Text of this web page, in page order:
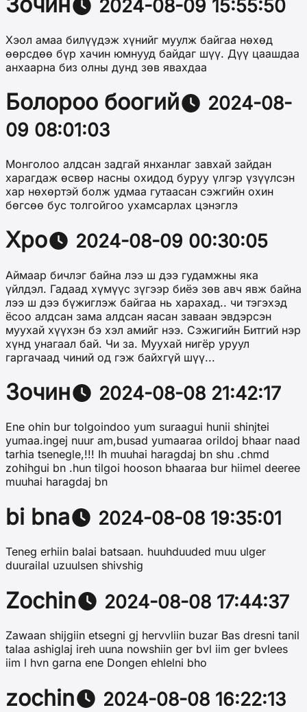
2024-08-09 15:55:50
Хэол амаа билүүдэж хүнийг муулж байгаа нөхөд
өөрсдөө бүр хачин юмнууд байдаг шүү. Дүү цаашдаа
анхаарна биз олны дунд зөв явахдаа
Болороо боогий
2024-08-
09 08:01:03
Монголоо алдсан задгай янханлаг завхай зайдан
харагдаж өсвөр насны охидод буруу үлгэр үзүүлсэн
хар нөхөртэй болж удмаа гутаасан сэжгийн охин
бөгсөө бус толгойгоо ухамсарлах цэнэглэ
Хро 2024-08-09 00:30:05
Аймаар бичлэг байна лээ ш дээ гудамжны яка
үйлдэл. Гадаад хүмүүс зүгээр биёэ зөв авч явж байна
лээ ш дээ бүжиглэж байгаа нь харахад.. чи тэгэхэд
ёсоо алдсан зама алдсан яасан заваан эвдэрсэн
муухай хүүхэн бэ хэл амийг нээ. Сэжигийн Битгий нэр
хүнд унагаал бай. Чи за. Муухай нигёр уруул
гаргачаад чиний од гэж байхгүй шүү...
Зочин 2024-08-08 21:42:17
Ene ohin bur tolgoindoo yum suraagui hunii shinjtei
yumaa.ingej nuur am,busad yumaaraa orildoj bhaar naad
tarhia tsenegle,!!! Ih muuhai haragdaj bn shu .chmd
zohihgui bn .hun tilgoi hooson bhaaraa bur hiimel deeree
muuhai haragdaj bn
bi bna 2024-08-08 19:35:01
Teneg erhiin balai batsaan. huuhduuded muu ulger
duurailal uzuulsen shivshig
Zochin 2024-08-08 17:44:37
Zawaan shijgiin etsegni gj hervvliin buzar Bas dresni tanil
talaa ashiglaj ireh uuna nowshiin ger bvl iim ger bvlees
iim l hvn garna ene Dongen ehlelni bho
zochin 2024-08-08 16:22:13